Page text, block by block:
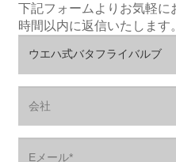
下記フォームよりお気軽
時間以内に返信いたします。